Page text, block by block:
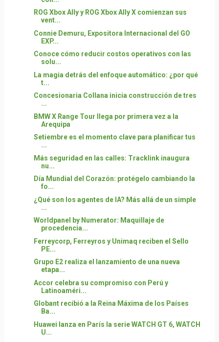
ROG Xbox Ally y ROG Xbox Ally X comienzan sus
vent...
Connie Demuru, Expositora Internacional del GO
EXP...
Conoce cómo reducir costos operativos con las
solu...
La magia detrás del enfoque automático: ¿por qué
t...
Concesionaria Collana inicia construcción de tres
...
BMW X Range Tour llega por primera vez a la
Arequipa
Setiembre es el momento clave para planificar tus
...
Más seguridad en las calles: Tracklink inaugura
nu...
Día Mundial del Corazón: protégelo cambiando la
fo...
¿Qué son los agentes de IA? Más allá de un simple
...
Worldpanel by Numerator: Maquillaje de
procedencia...
Ferreycorp, Ferreyros y Unimaq reciben el Sello
PE...
Grupo E2 realiza el lanzamiento de una nueva
etapa...
Accor celebra su compromiso con Perú y
Latinoaméri...
Globant recibió a la Reina Máxima de los Países
Ba...
Huawei lanza en París la serie WATCH GT 6, WATCH
U...